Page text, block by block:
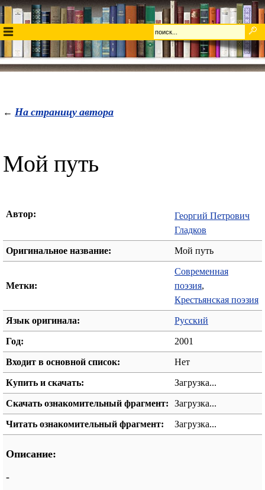
← На страницу автора
Мой путь
Автор:
Георгий Петрович
Гладков
Оригинальное название: Мой путь
Метки:
Современная
поэзия,
Крестьянская поэзия
Язык оригинала: Русский
Год: 2001
Входит в основной список: Нет
Купить и скачать: Загрузка...
Скачать ознакомительный фрагмент: Загрузка...
Читать ознакомительный фрагмент: Загрузка...
Описание:
-